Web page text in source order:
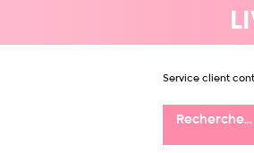
Service client